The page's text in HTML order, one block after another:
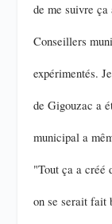
de me suivre
Conseillers
expérimentés.
de Gigouzac a
municipal a
"Tout ça a créé
on se serait fait